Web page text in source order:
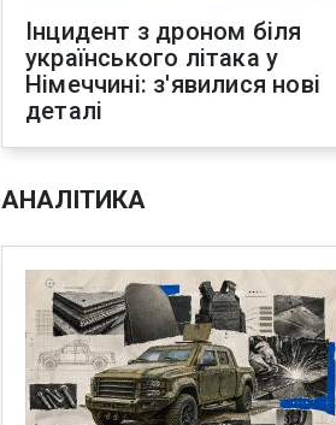
Інцидент з дроном біля
українського літака у
Німеччині: з'явилися нові
деталі
АНАЛІТИКА